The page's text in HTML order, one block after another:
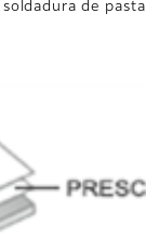
de pasta